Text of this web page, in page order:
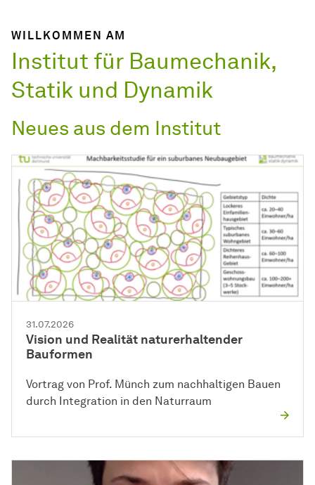
WILLKOMMEN AM
Institut für Baumechanik,
Statik und Dynamik
Neues aus dem Institut
31.07.2026
Vision und Realität naturerhaltender
Bauformen
Vortrag von Prof. Münch zum nachhaltigen Bauen
durch Integration in den Naturraum